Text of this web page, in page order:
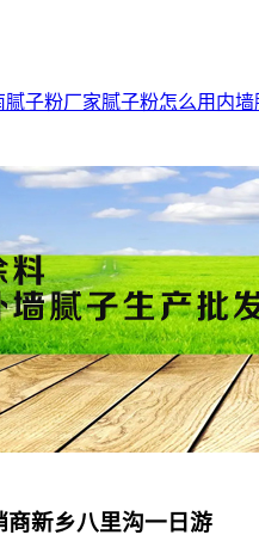
腻子粉厂家腻子粉怎么用 内墙
商新乡八里沟一日游